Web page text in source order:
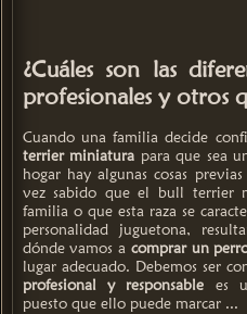
¿Cuáles son las
profesionales y otros
Cuando una familia decide
terrier miniatura para que sea
hogar hay algunas cosas
vez sabido que el bull terrier
familia o que esta raza se
personalidad juguetona,
dónde vamos a comprar un
lugar adecuado. Debemos ser
profesional y responsable es
puesto que ello puede marcar ...